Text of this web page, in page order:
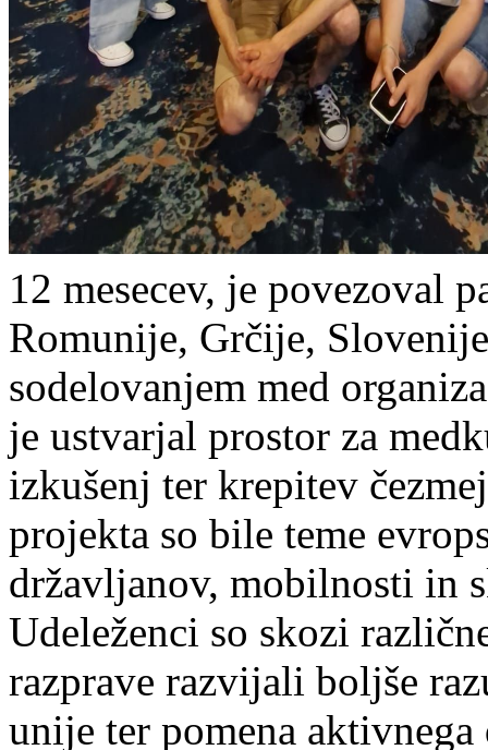
12 mesecev, je povezoval
Romunije, Grčije,
sodelovanjem med
je ustvarjal prostor za
izkušenj ter krepitev
projekta so bile teme
državljanov, mobilnosti in
Udeleženci so skozi
razprave razvijali boljše
unije ter pomena